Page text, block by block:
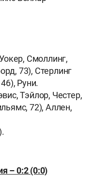
Смоллинг,
73), Стерлинг
Руни.
Тэйлор, Честер,
72), Аллен,
– 0:2 (0:0)